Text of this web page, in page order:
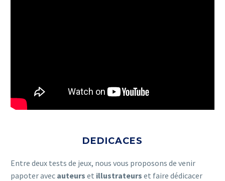
DEDICACES
Entre deux tests de jeux, nous vous proposons de venir
papoter avec auteurs et illustrateurs et faire dédicacer